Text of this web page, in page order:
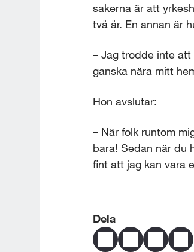
sakerna är att
två år. En annan är
– Jag trodde inte
ganska nära mitt
Hon avslutar:
– När folk runtom
bara! Sedan när du
fint att jag kan vara
Dela
Dela Dela Dela